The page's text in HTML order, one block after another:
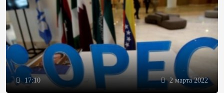
17:10 2 марта 2022